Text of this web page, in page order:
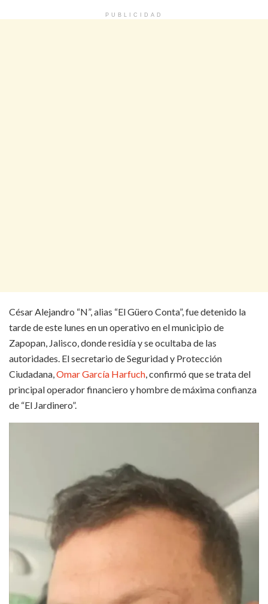
PUBLICIDAD
César Alejandro “N”, alias “El Güero Conta”, fue detenido la
tarde de este lunes en un operativo en el municipio de
Zapopan, Jalisco, donde residía y se ocultaba de las
autoridades. El secretario de Seguridad y Protección
Ciudadana, Omar García Harfuch , confirmó que se trata del
principal operador financiero y hombre de máxima confianza
de “El Jardinero”.